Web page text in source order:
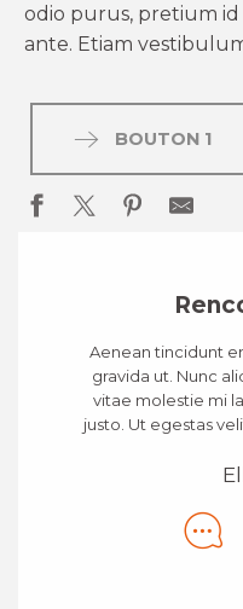
odio purus, pretium
ante. Etiam
BOUTON 1
Aenean tincidunt
gravida ut. Nunc
vitae molestie mi
justo. Ut egestas